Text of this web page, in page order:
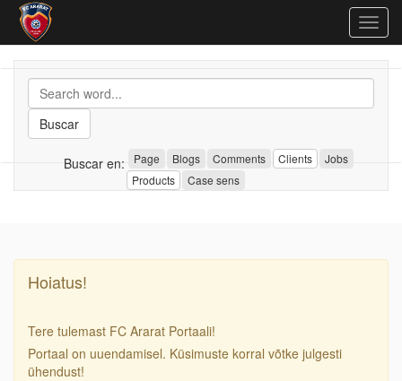
Buscar
Buscar en: Page Blogs Comments Clients
Jobs
Products
Case sens
Hoiatus!
Tere tulemast FC Ararat Portaali!
Portaal on uuendamisel. Küsimuste korral võtke julgesti
ühendust!